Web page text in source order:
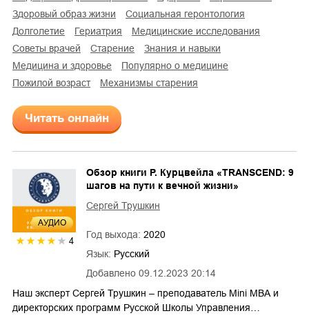
здоровый образ жизни
социальная геронтология
долголетие
гериатрия
медицинские исследования
советы врачей
старение
знания и навыки
медицина и здоровье
популярно о медицине
пожилой возраст
механизмы старения
Читать онлайн
AУДИО
4
Добавлено 09.12.2023 20:14
Обзор книги Р. Курцвейла «TRANSCEND: 9
шагов на пути к вечной жизни»
Сергей Трушкин
Год выхода: 2020
Язык: Русский
Наш эксперт Сергей Трушкин – преподаватель Mini МВА и
директорских программ Русской Школы Управления…